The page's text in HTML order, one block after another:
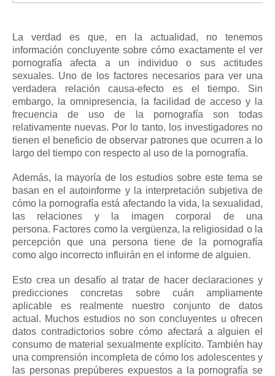
La verdad es que, en la actualidad, no tenemos
información concluyente sobre cómo exactamente el ver
pornografía afecta a un individuo o sus actitudes
sexuales. Uno de los factores necesarios para ver una
verdadera relación causa-efecto es el tiempo. Sin
embargo, la omnipresencia, la facilidad de acceso y la
frecuencia de uso de la pornografía son todas
relativamente nuevas. Por lo tanto, los investigadores no
tienen el beneficio de observar patrones que ocurren a lo
largo del tiempo con respecto al uso de la pornografía.
Además, la mayoría de los estudios sobre este tema se
basan en el autoinforme y la interpretación subjetiva de
cómo la pornografía está afectando la vida, la sexualidad,
las relaciones y la imagen corporal de una
persona. Factores como la vergüenza, la religiosidad o la
percepción que una persona tiene de la pornografía
como algo incorrecto influirán en el informe de alguien.
Esto crea un desafío al tratar de hacer declaraciones y
predicciones concretas sobre cuán ampliamente
aplicable es realmente nuestro conjunto de datos
actual. Muchos estudios no son concluyentes u ofrecen
datos contradictorios sobre cómo afectará a alguien el
consumo de material sexualmente explícito. También hay
una comprensión incompleta de cómo los adolescentes y
las personas prepúberes expuestos a la pornografía se